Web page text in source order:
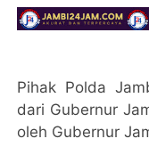
Pihak Polda
dari Gubernur
oleh Gubernur